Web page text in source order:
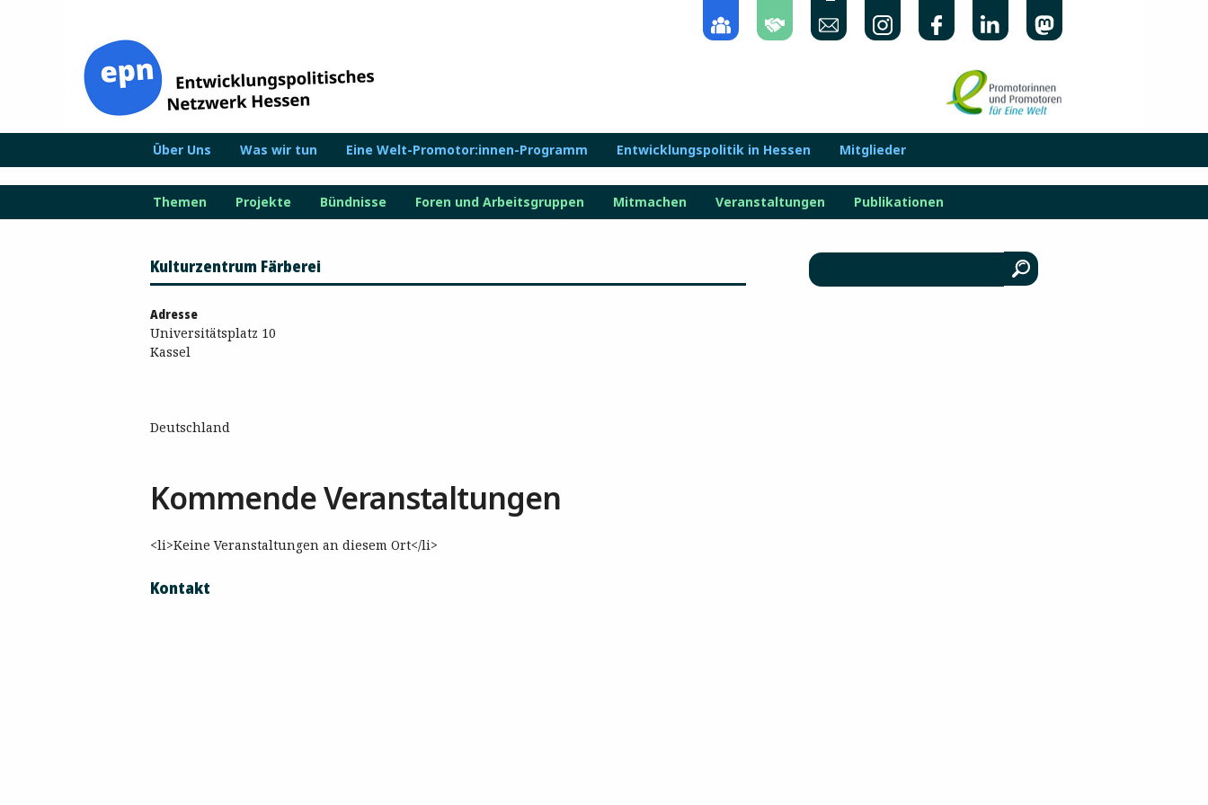
Über Uns Was wir tun Eine Welt-Promotor:innen-Programm Entwicklungspolitik in Hessen Mitglieder
Themen Projekte Bündnisse Foren und Arbeitsgruppen Mitmachen Veranstaltungen Publikationen
Kulturzentrum Färberei
Adresse
Universitätsplatz 10
Kassel
Deutschland
Kommende Veranstaltungen
<li>Keine Veranstaltungen an diesem Ort</li>
Kontakt